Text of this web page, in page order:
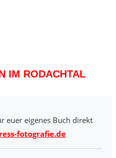
IM RODACHTAL
euer eigenes Buch direkt
fotografie.de